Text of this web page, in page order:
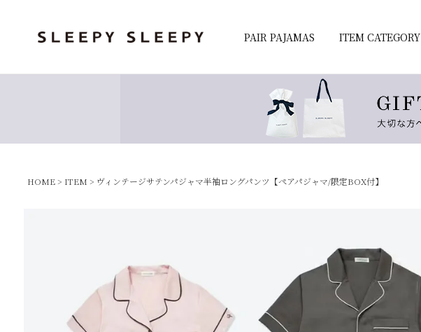
PAIR PAJAMAS ITEM CATEGORY
検索
HOME ITEM ヴィンテージサテンパジャマ半袖ロングパンツ【ペアパジャマ/限定BOX付】